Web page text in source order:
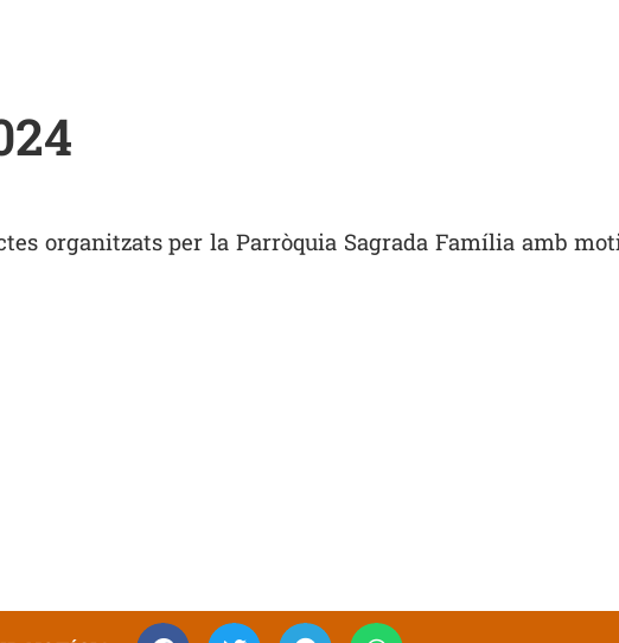
organitzats per la Parròquia Sagrada Família amb